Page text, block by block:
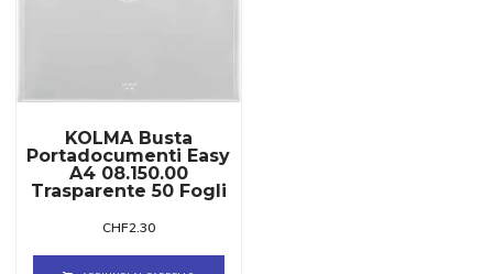
KOLMA Busta
Portadocumenti Easy
A4 08.150.00
Trasparente 50 Fogli
CHF2.30